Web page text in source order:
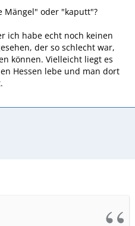
oder "kaputt"?
ich habe echt noch keinen
der so schlecht war,
können. Vielleicht liegt es
Hessen lebe und man dort